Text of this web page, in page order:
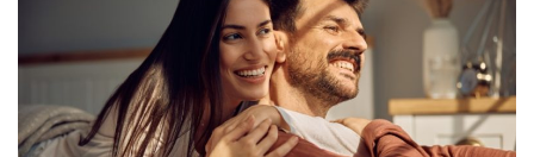
Ayuda
Cursos